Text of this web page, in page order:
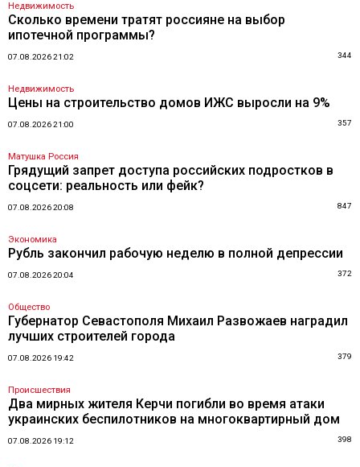
Недвижимость
Сколько времени тратят россияне на выбор
ипотечной программы?
07.08.2026 21:02 344
Недвижимость
Цены на строительство домов ИЖС выросли на 9%
07.08.2026 21:00 357
Матушка Россия
Грядущий запрет доступа российских подростков в
соцсети: реальность или фейк?
07.08.2026 20:08 847
Экономика
Рубль закончил рабочую неделю в полной депрессии
07.08.2026 20:04 372
Общество
Губернатор Севастополя Михаил Развожаев наградил
лучших строителей города
07.08.2026 19:42 379
Происшествия
Два мирных жителя Керчи погибли во время атаки
украинских беспилотников на многоквартирный дом
07.08.2026 19:12 398